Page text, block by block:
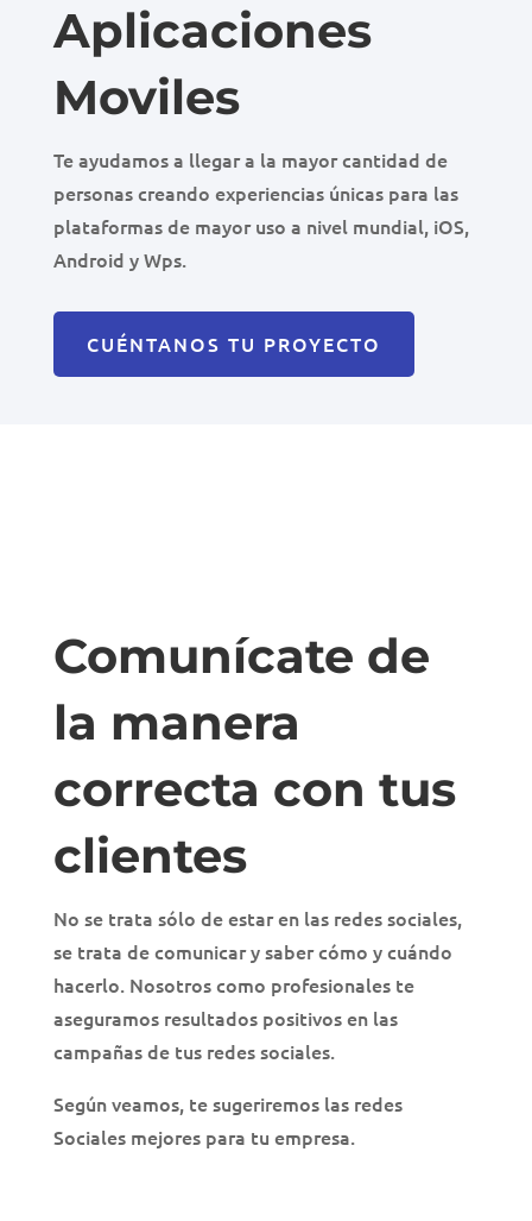
Aplicaciones
Moviles
Te ayudamos a llegar a la mayor cantidad de
personas creando experiencias únicas para las
plataformas de mayor uso a nivel mundial, iOS,
Android y Wps.
CUÉNTANOS TU PROYECTO
Comunícate de
la manera
correcta con tus
clientes
No se trata sólo de estar en las redes sociales,
se trata de comunicar y saber cómo y cuándo
hacerlo. Nosotros como profesionales te
aseguramos resultados positivos en las
campañas de tus redes sociales.
Según veamos, te sugeriremos las redes
Sociales mejores para tu empresa.